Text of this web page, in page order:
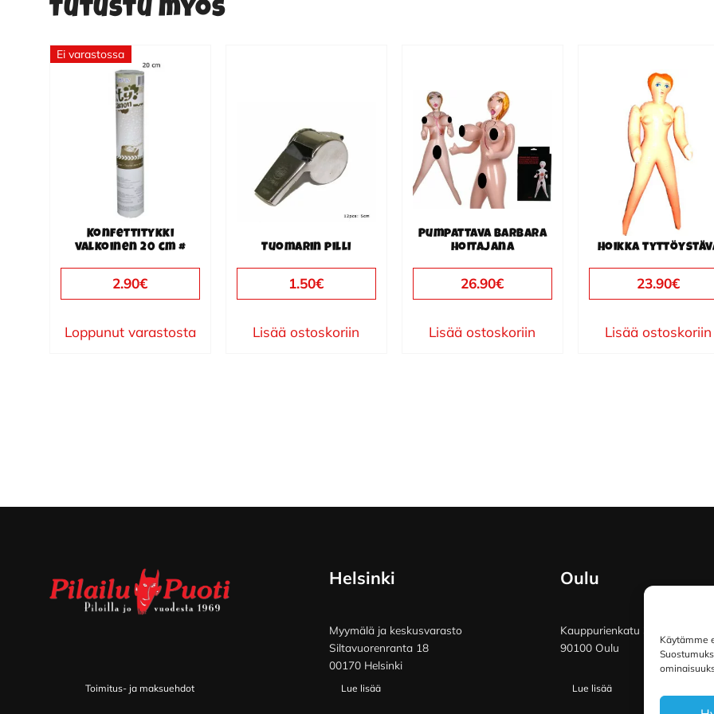
Käytämme
Tutustu myös
Ei varastossa
Konfettitykki
valkoinen 20 cm #
2.90€
Loppunut varastosta
Tuomarin pilli
1.50€
Lisää ostoskoriin
Pumpattava Barbara
hoitajana
26.90€
Lisää ostoskoriin
Hoikka
23.90€
Lisää ostoskoriin
Toimitus- ja maksuehdot
Helsinki
Myymälä ja keskusvarasto
Siltavuorenranta 18
00170 Helsinki
Lue lisää
Oulu
Kauppurienkatu 34
90100 Oulu
Lue lisää